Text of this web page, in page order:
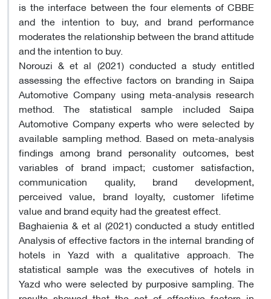
is the interface between the four elements of CBBE
and the intention to buy, and brand performance
moderates the relationship between the brand attitude
and the intention to buy.
Norouzi & et al (2021) conducted a study entitled
assessing the effective factors on branding in Saipa
Automotive Company using meta-analysis research
method. The statistical sample included Saipa
Automotive Company experts who were selected by
available sampling method. Based on meta-analysis
findings among brand personality outcomes, best
variables of brand impact; customer satisfaction,
communication quality, brand development,
perceived value, brand loyalty, customer lifetime
value and brand equity had the greatest effect.
Baghaienia & et al (2021) conducted a study entitled
Analysis of effective factors in the internal branding of
hotels in Yazd with a qualitative approach. The
statistical sample was the executives of hotels in
Yazd who were selected by purposive sampling. The